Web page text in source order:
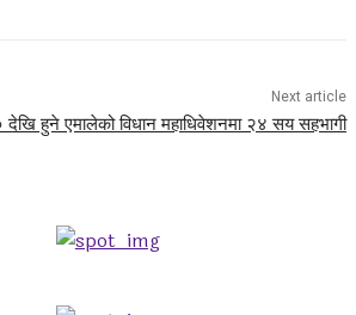
Next article
देखि हुने एमालेको विधान महाधिवेशनमा २४ सय सहभागी